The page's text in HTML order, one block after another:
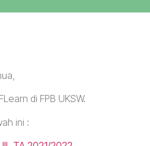
di FPB UKSW.
ini :